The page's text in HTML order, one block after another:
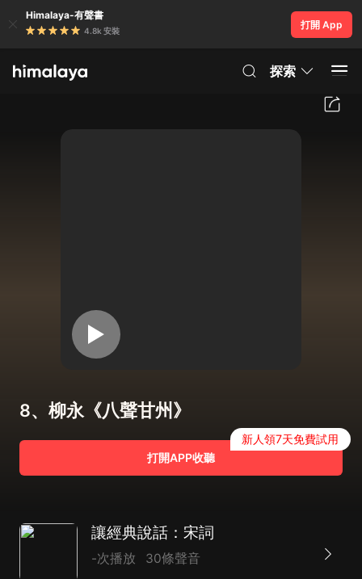
Himalaya-有聲書
4.8k 安裝
打開 App
探索
8、柳永《八聲甘州》
打開APP收聽
新人領7天免費試用
讓經典說話：宋詞
-次播放 30條聲音